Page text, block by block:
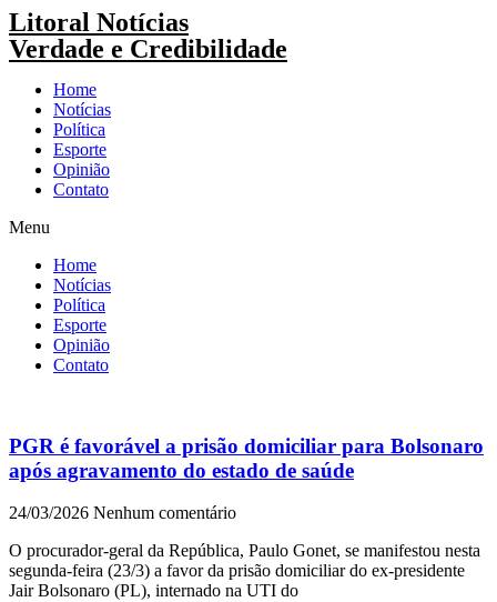
Pular
para
o
Litoral Notícias
Verdade e Credibilidade
Home
Notícias
Política
Esporte
Opinião
Contato
Menu
Home
Notícias
Política
Esporte
Opinião
Contato
PGR é favorável a prisão domiciliar para Bolsonaro
após agravamento do estado de saúde
24/03/2026 Nenhum comentário
O procurador-geral da República, Paulo Gonet, se manifestou nesta
segunda-feira (23/3) a favor da prisão domiciliar do ex-presidente
Jair Bolsonaro (PL), internado na UTI do